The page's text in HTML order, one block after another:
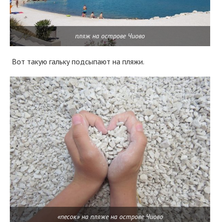
пляж на острове Чиово
Вот такую гальку подсыпают на пляжи.
«песок» на пляже на острове Чиово